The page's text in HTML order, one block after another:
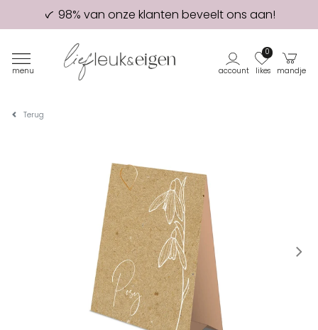
Eerste proefdruk GRATIS
menu account likes
0
mandje
Terug